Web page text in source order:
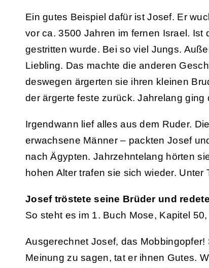
Ein gutes Beispiel dafür ist Josef. Er
vor ca. 3500 Jahren im fernen Israel. Ist
gestritten wurde. Bei so viel Jungs.
Liebling. Das machte die anderen
deswegen ärgerten sie ihren kleinen
der ärgerte feste zurück. Jahrelang ging
Irgendwann lief alles aus dem Ruder.
erwachsene Männer – packten Josef
nach Ägypten. Jahrzehntelang hörten
hohen Alter trafen sie sich wieder.
Josef tröstete seine Brüder und
So steht es im 1. Buch Mose, Kapitel
Ausgerechnet Josef, das Mobbingopfer!
Meinung zu sagen, tat er ihnen Gutes.